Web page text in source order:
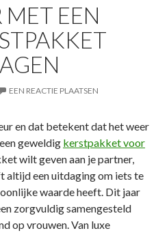
MET EEN
EEN REACTIE PLAATSEN
en dat betekent dat het weer
geweldig kerstpakket voor
wilt geven aan je partner,
altijd een uitdaging om iets te
waarde heeft. Dit jaar
zorgvuldig samengesteld
op vrouwen. Van luxe